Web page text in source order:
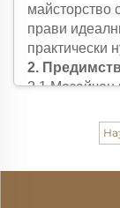
майсторство
прави
практически
2.
2.1
от
под устои на